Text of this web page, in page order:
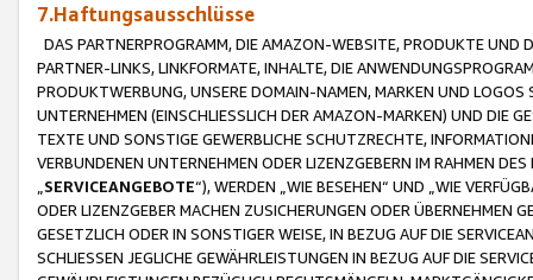
7.Haftungsausschlüsse
DAS PARTNERPROGRAMM, DIE AMAZON-WEBSITE, PRODUKTE UND
PARTNER-LINKS, LINKFORMATE, INHALTE, DIE
PRODUKTWERBUNG, UNSERE DOMAIN-NAMEN, MARKEN UND
UNTERNEHMEN (EINSCHLIESSLICH DER AMAZON-MARKEN) UND DIE
TEXTE UND SONSTIGE GEWERBLICHE SCHUTZRECHTE,
VERBUNDENEN UNTERNEHMEN ODER LIZENZGEBERN IM RAHMEN
SERVICEANGEBOTE“), WERDEN „WIE BESEHEN“ UND „WIE
ODER LIZENZGEBER MACHEN ZUSICHERUNGEN ODER ÜBERNEHMEN
GESETZLICH ODER IN SONSTIGER WEISE, IN BEZUG AUF DIE
SCHLIESSEN JEGLICHE GEWÄHRLEISTUNGEN IN BEZUG AUF DIE